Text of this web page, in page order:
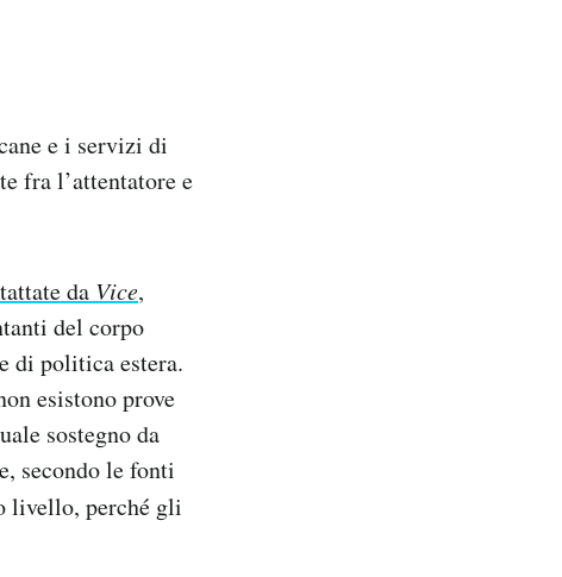
e i servizi di
fra l’attentatore e
da Vice,
del corpo
di politica estera.
esistono prove
sostegno da
secondo le fonti
livello, perché gli